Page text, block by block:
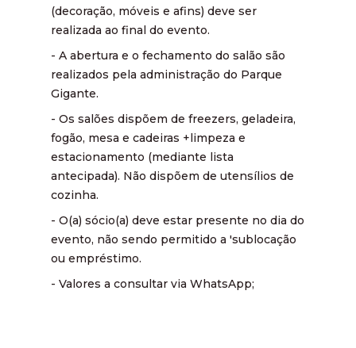
(decoração, móveis e afins) deve ser
realizada ao final do evento.
- A abertura e o fechamento do salão são
realizados pela administração do Parque
Gigante.
- Os salões dispõem de freezers, geladeira,
fogão, mesa e cadeiras +limpeza e
estacionamento (mediante lista
antecipada). Não dispõem de utensílios de
cozinha.
- O(a) sócio(a) deve estar presente no dia do
evento, não sendo permitido a 'sublocação
ou empréstimo.
- Valores a consultar via WhatsApp;